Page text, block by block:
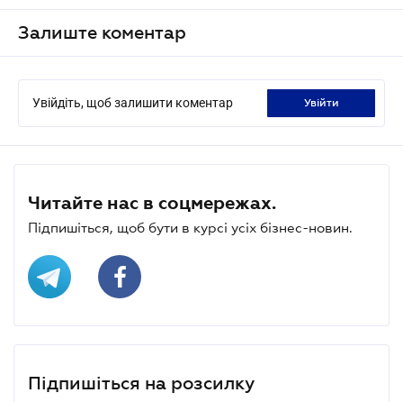
Залиште коментар
Увійдіть, щоб залишити коментар увійти
Читайте нас в соцмережах.
Підпишіться, щоб бути в курсі усіх бізнес-новин.
Підпишіться на розсилку